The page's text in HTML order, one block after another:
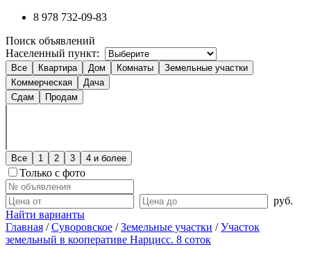
8 978 732-09-83
Поиск объявлений
Населенный пункт:
Все Квартира Дом Комнаты
Земельные участки
Коммерческая
Дача
Сдам
Продам
Все 1 2 3 4 и более
Только с фото
руб.
Найти варианты
Главная /Суворовское /Земельные участки /Участок
земельный в кооперативе Нарцисс. 8 соток